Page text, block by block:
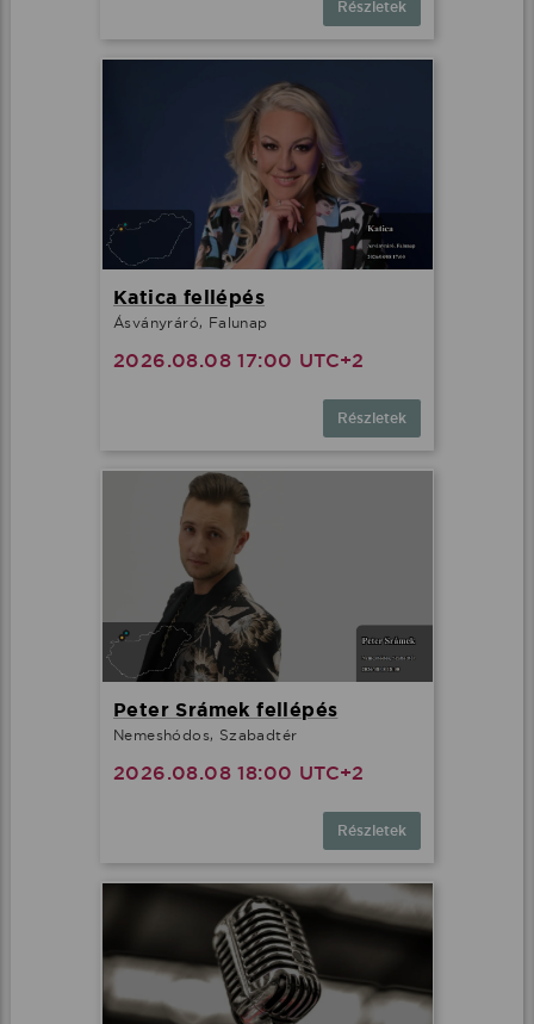
Részletek
Katica fellépés
Ásványráró, Falunap
2026.08.08 17:00 UTC+2
Részletek
Peter Srámek fellépés
Nemeshódos, Szabadtér
2026.08.08 18:00 UTC+2
Részletek